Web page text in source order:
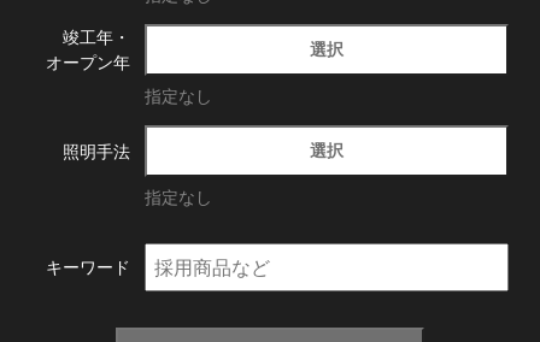
竣工年・
オープン年
選択
指定なし
照明手法 選択
指定なし
キーワード